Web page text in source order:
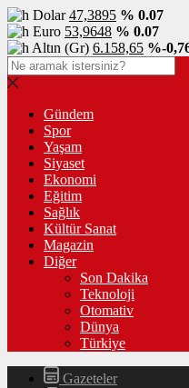
Dolar47,3895 % 0.07
Euro 53,9648 % 0.07
Altın (Gr) 6.158,65 %-
Gündem
Spor
Yaşam
Siyaset
Ekonomi
Eğitim
Sağlık
Kültür Sanat
Magazin
Diğer
Son Dakika
Teknoloji
Otomativ
Dünya
Türkiye
Gazeteler